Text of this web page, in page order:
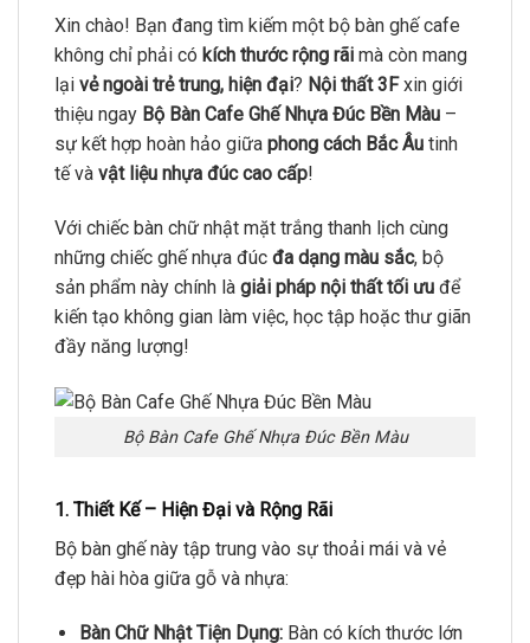
Xin chào! Bạn đang tìm kiếm một bộ bàn ghế cafe
không chỉ phải có kích thước rộng rãi mà còn mang
lại vẻ ngoài trẻ trung, hiện đại? Nội thất 3Fxin giới
thiệu ngay Bộ Bàn Cafe Ghế Nhựa Đúc Bền Màu –
sự kết hợp hoàn hảo giữa phong cách Bắc Âu tinh
tế và vật liệu nhựa đúc cao cấp!
Với chiếc bàn chữ nhật mặt trắng thanh lịch cùng
những chiếc ghế nhựa đúc đa dạng màu sắc, bộ
sản phẩm này chính là giải pháp nội thất tối ưu để
kiến tạo không gian làm việc, học tập hoặc thư giãn
đầy năng lượng!
Bộ Bàn Cafe Ghế Nhựa Đúc Bền Màu
1. Thiết Kế – Hiện Đại và Rộng Rãi
Bộ bàn ghế này tập trung vào sự thoải mái và vẻ
đẹp hài hòa giữa gỗ và nhựa:
Bàn Chữ Nhật Tiện Dụng:Bàn có kích thước lớn